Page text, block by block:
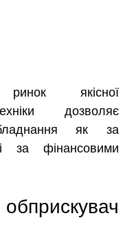
якісної
дозволяє
як за
за фінансовими